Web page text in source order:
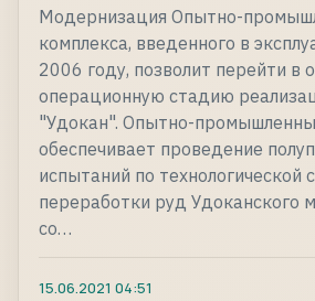
Модернизация Опытно-
комплекса, введенного в
2006 году, позволит перейти в
операционную стадию
"Удокан". Опытно-
обеспечивает проведение
испытаний по технологической
переработки руд Удоканского
со…
15.06.2021 04:51